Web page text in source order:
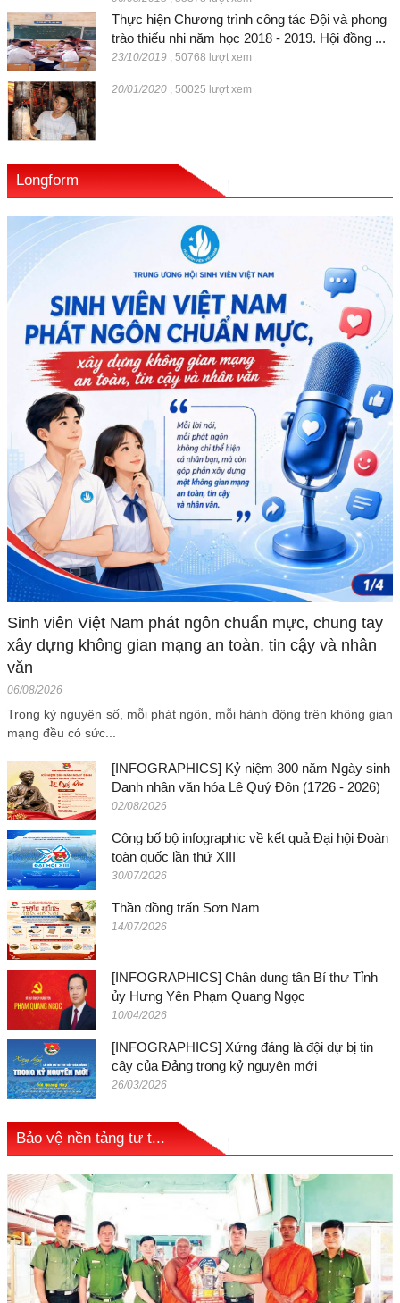
Thực hiện Chương trình công tác Đội và phong
trào thiếu nhi năm học 2018 - 2019. Hội đồng ...
23/10/2019 50768 lượt xem
20/01/2020 50025 lượt xem
Longform
Sinh viên Việt Nam phát ngôn chuẩn mực, chung tay
xây dựng không gian mạng an toàn, tin cậy và nhân
văn
06/08/2026
Trong kỷ nguyên số, mỗi phát ngôn, mỗi hành động trên không gian
mạng đều có sức...
[INFOGRAPHICS] Kỷ niệm 300 năm Ngày sinh
Danh nhân văn hóa Lê Quý Đôn (1726 - 2026)
02/08/2026
Công bố bộ infographic về kết quả Đại hội Đoàn
toàn quốc lần thứ XIII
30/07/2026
Thần đồng trấn Sơn Nam
14/07/2026
[INFOGRAPHICS] Chân dung tân Bí thư Tỉnh
ủy Hưng Yên Phạm Quang Ngọc
10/04/2026
[INFOGRAPHICS] Xứng đáng là đội dự bị tin
cậy của Đảng trong kỷ nguyên mới
26/03/2026
Bảo vệ nền tảng tư t...